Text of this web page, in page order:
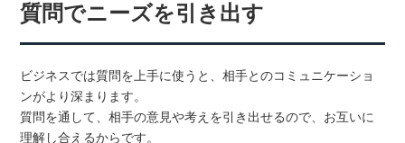
質問でニーズを引き出す
ビジネスでは質問を上手に使うと、相手とのコミュニケーショ
ンがより深まります。
質問を通して、相手の意見や考えを引き出せるので、お互いに
理解し合えるからです。